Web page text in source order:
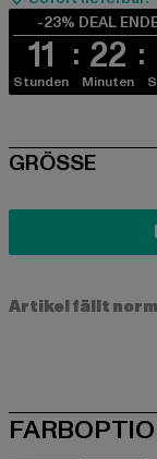
-23% DEAL
11
Stunden
22
Minuten
SIZE
GRÖSSE
Artikel fällt